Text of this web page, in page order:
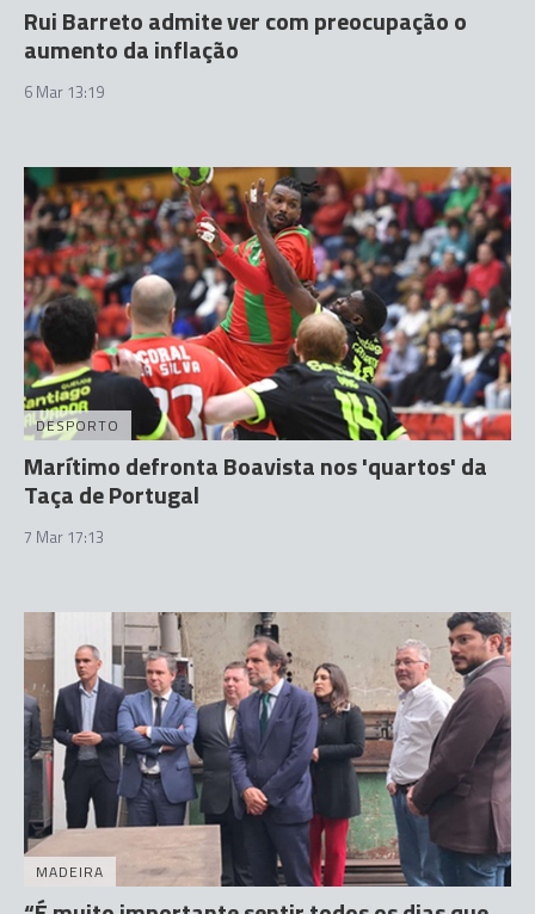
Rui Barreto admite ver com preocupação o
aumento da inflação
6 Mar 13:19
DESPORTO
Marítimo defronta Boavista nos 'quartos' da
Taça de Portugal
7 Mar 17:13
MADEIRA